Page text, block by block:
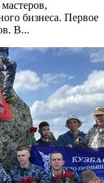
бизнеса. Первое
В...